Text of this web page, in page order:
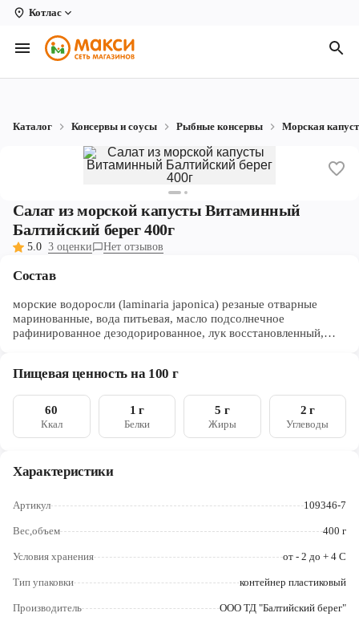
Котлас
Вологда
Архангельск
Кирово-Чепецк
Коряжма
Котлас
Новодвинск
Рыбинск
Северодвинск
Ярославль
Каталог Консервы и соусы Рыбные консервы Морская
Салат из морской капусты Витаминный
Балтийский берег 400г
5.0 3 оценки Нет отзывов
Состав
морские водоросли (laminaria japonica) резаные отварные
маринованные, вода питьевая, масло подсолнечное
рафинированное дезодорированное, лук восстановленный,
Пищевая ценность на 100 г
60
Ккал
1 г
Белки
5 г
Жиры
2 г
Углеводы
Характеристики
Артикул 109346-7
Вес,объем 400 г
Условия хранения от - 2 до + 4 С
Тип упаковки контейнер пластиковый
Производитель ООО ТД "Балтийский берег"